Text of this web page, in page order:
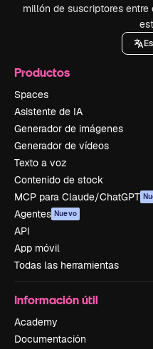
millón de suscriptores entre
Productos
Spaces
Asistente de IA
Generador de imágenes
Generador de vídeos
Texto a voz
Contenido de stock
MCP para Claude/ChatGPT
Agentes Nuevo
API
App móvil
Todas las herramientas
Información útil
Academy
Documentación